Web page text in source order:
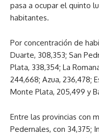
pasa a ocupar el quinto
habitantes.
Por concentración de
Duarte, 308,353; San
Plata, 338,354; La
244,668; Azua, 236,478;
Monte Plata, 205,499 y
Entre las provincias con
Pedernales, con 34,375;